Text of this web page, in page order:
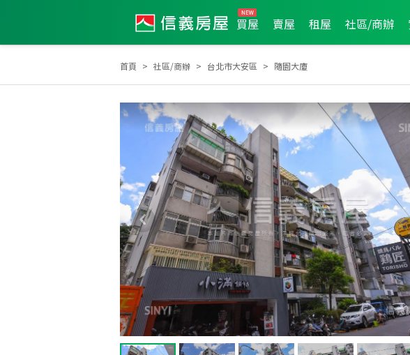
買屋 賣屋 租屋 社區/商辦
首頁 社區/商辦 台北市大安區 隨園大廈
2022年5月區成件TOP1 2022年5月業績破百萬經紀人員 2022年5月龍